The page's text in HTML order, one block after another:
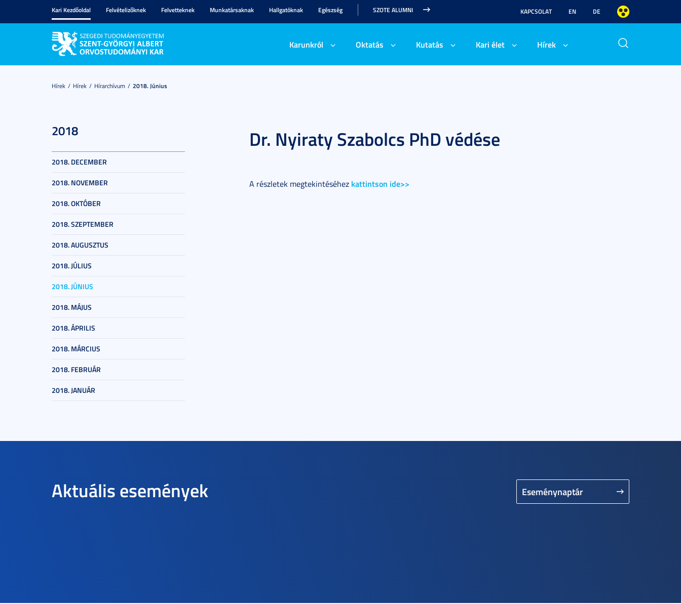
Kari Kezdőoldal Felvételizőknek Felvetteknek Munkatársaknak Hallgatóknak Egészség SZOTE ALUMNI KAPCSOLAT EN DE
Karunkról Oktatás Kutatás Kari élet Hírek
Hírek Hírek Hírarchívum 2018. Június
2018
2018. DECEMBER
2018. NOVEMBER
2018. OKTÓBER
2018. SZEPTEMBER
2018. AUGUSZTUS
2018. JÚLIUS
2018. JÚNIUS
2018. MÁJUS
2018. ÁPRILIS
2018. MÁRCIUS
2018. FEBRUÁR
2018. JANUÁR
Dr. Nyiraty Szabolcs PhD védése
A részletek megtekintéséhez kattintson ide>>
Aktuális események Eseménynaptár